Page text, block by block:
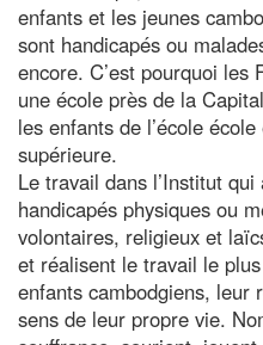
enfants et les jeunes
sont handicapés ou
encore. C’est pourquoi
une école près de la
les enfants de l’école
supérieure.
Le travail dans l’Institut
handicapés physiques ou
volontaires, religieux et
et réalisent le travail le
enfants cambodgiens, leur
sens de leur propre vie.